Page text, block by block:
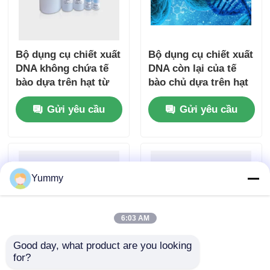
Bộ dụng cụ chiết xuất
DNA không chứa tế
bào dựa trên hạt từ
tính
Gửi yêu cầu
Bộ dụng cụ chiết xuất
DNA còn lại của tế
bào chủ dựa trên hạt
từ tính
Gửi yêu cầu
Yummy
6:03 AM
Good day, what product are you looking
for?